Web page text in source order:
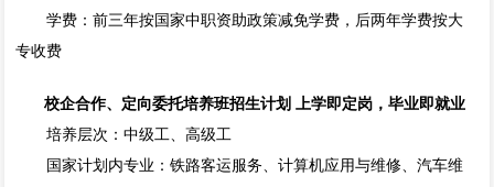
学费：前三年按国家中职资助政策减免学费，后两年学费按大
专收费
校企合作、定向委托培养班招生计划 上学即定岗，毕业即就业
培养层次：中级工、高级工
国家计划内专业：铁路客运服务、计算机应用与维修、汽车维